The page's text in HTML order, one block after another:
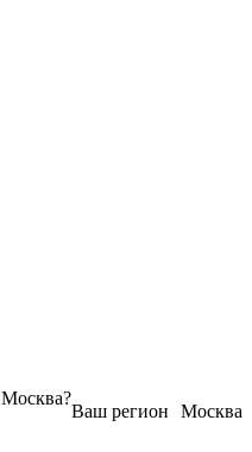
Москва
Ваш регион
Москва?